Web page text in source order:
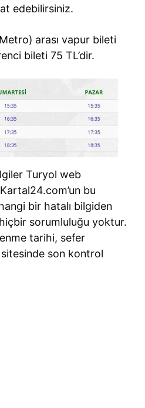
edebilirsiniz.
arası vapur bileti
bileti 75 TL’dir.
Turyol web
bu
bir hatalı bilgiden
sorumluluğu yoktur.
tarihi, sefer
son kontrol